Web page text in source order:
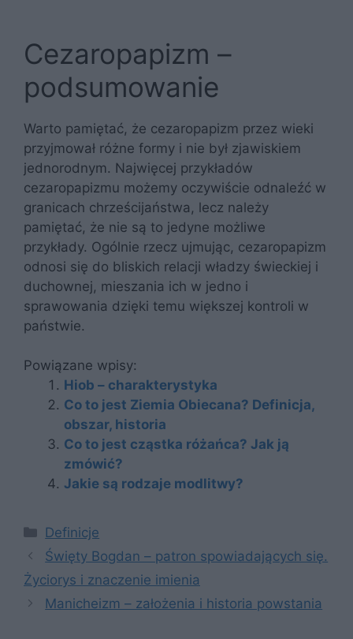
Cezaropapizm –
podsumowanie
Warto pamiętać, że cezaropapizm przez wieki
przyjmował różne formy i nie był zjawiskiem
jednorodnym. Najwięcej przykładów
cezaropapizmu możemy oczywiście odnaleźć w
granicach chrześcijaństwa, lecz należy
pamiętać, że nie są to jedyne możliwe
przykłady. Ogólnie rzecz ujmując, cezaropapizm
odnosi się do bliskich relacji władzy świeckiej i
duchownej, mieszania ich w jedno i
sprawowania dzięki temu większej kontroli w
państwie.
Powiązane wpisy:
Hiob – charakterystyka
Co to jest Ziemia Obiecana? Definicja,
obszar, historia
Co to jest cząstka różańca? Jak ją
zmówić?
Jakie są rodzaje modlitwy?
Kategorie
Definicje
Święty Bogdan – patron spowiadających się.
Życiorys i znaczenie imienia
Manicheizm – założenia i historia powstania